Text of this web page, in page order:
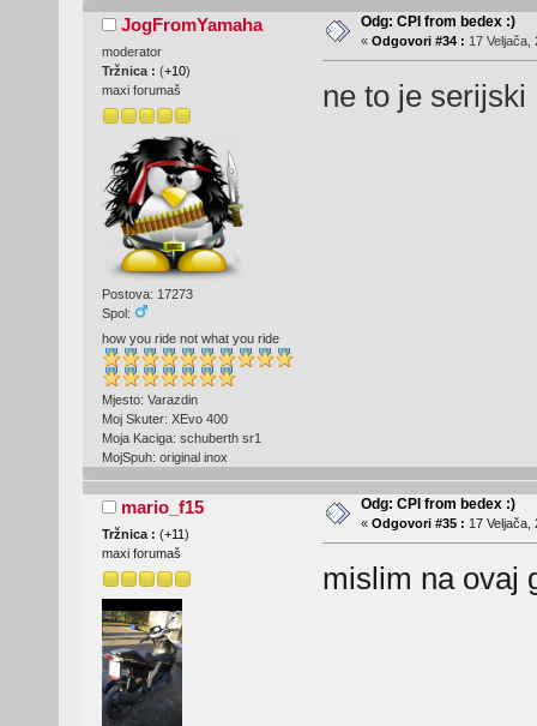
JogFromYamaha
moderator
Tržnica : (+10)
maxi forumaš
Postova: 17273
Spol:
how you ride not what you ride
Mjesto: Varazdin
Moj Skuter: XEvo 400
Moja Kaciga: schuberth sr1
MojSpuh: original inox
Odg: CPI from bedex :)
« Odgovori #34 : 17 Veljača,
ne to je serijski
mario_f15
Tržnica : (+11 )
maxi forumaš
Odg: CPI from bedex :)
« Odgovori #35 : 17 Veljača,
mislim na ovaj